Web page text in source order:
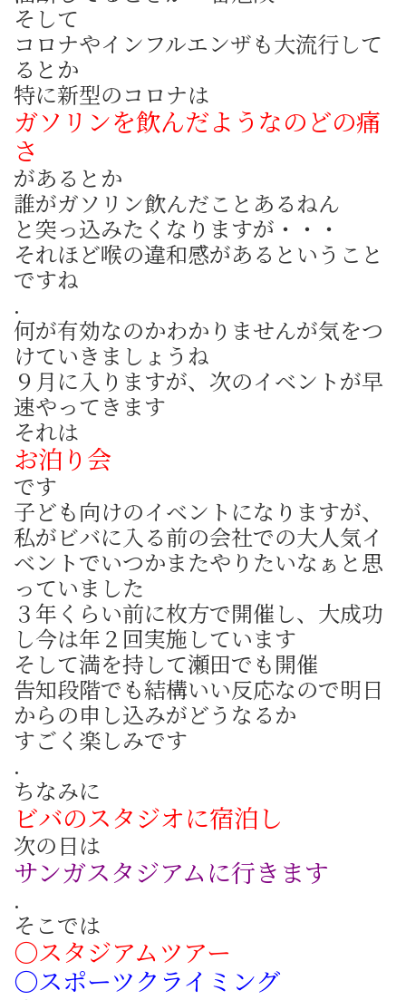
そして
コロナやインフルエンザも大流行して
るとか
特に新型のコロナは
ガソリンを飲んだようなのどの痛
さ
があるとか
誰がガソリン飲んだことあるねん
と突っ込みたくなりますが・・・
それほど喉の違和感があるということ
ですね
.
何が有効なのかわかりませんが気をつ
けていきましょうね
９月に入りますが、次のイベントが早
速やってきます
それは
お泊り会
です
子ども向けのイベントになりますが、
私がビバに入る前の会社での大人気イ
ベントでいつかまたやりたいなぁと思
っていました
３年くらい前に枚方で開催し、大成功
し今は年２回実施しています
そして満を持して瀬田でも開催
告知段階でも結構いい反応なので明日
からの申し込みがどうなるか
すごく楽しみです
.
ちなみに
ビバのスタジオに宿泊し
次の日は
サンガスタジアムに行きます
.
そこでは
〇スタジアムツアー
〇スポーツクライミング